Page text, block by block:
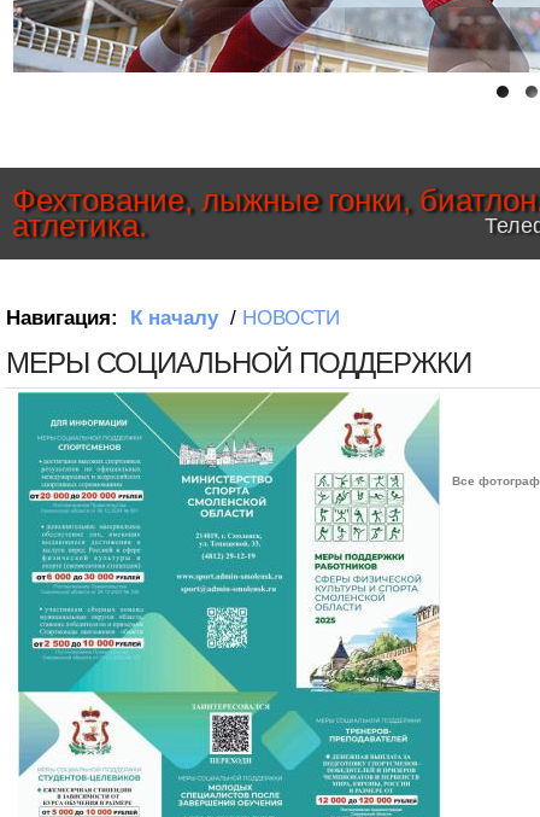
Фехтование, лыжные гонки,
атлетика.
Навигация: К началу / НОВОСТИ
МЕРЫ СОЦИАЛЬНОЙ ПОДДЕРЖКИ
Все